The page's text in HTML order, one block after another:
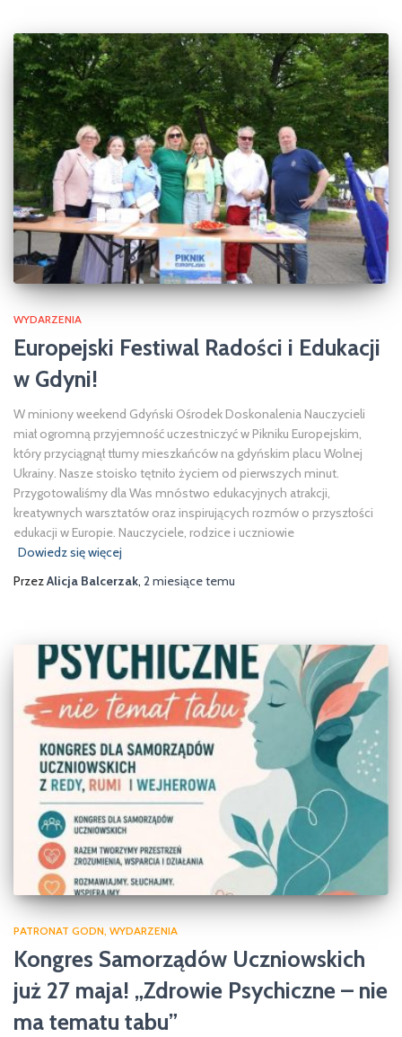
WYDARZENIA
Europejski Festiwal Radości i Edukacji
w Gdyni!
W miniony weekend Gdyński Ośrodek Doskonalenia Nauczycieli
miał ogromną przyjemność uczestniczyć w Pikniku Europejskim,
który przyciągnął tłumy mieszkańców na gdyńskim placu Wolnej
Ukrainy. Nasze stoisko tętniło życiem od pierwszych minut.
Przygotowaliśmy dla Was mnóstwo edukacyjnych atrakcji,
kreatywnych warsztatów oraz inspirujących rozmów o przyszłości
edukacji w Europie. Nauczyciele, rodzice i uczniowie
Dowiedz się więcej
PrzezAlicja Balcerzak, 2 miesiącetemu
PATRONAT GODN WYDARZENIA
Kongres Samorządów Uczniowskich
już 27 maja! „Zdrowie Psychiczne – nie
ma tematu tabu”